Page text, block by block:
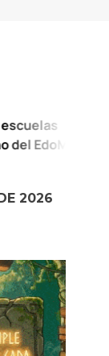
unidad, clave
la
2026